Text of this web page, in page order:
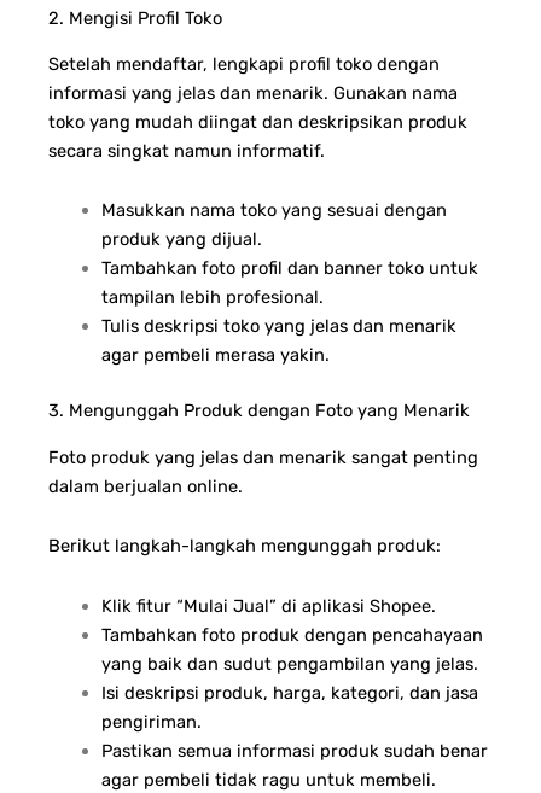
2. Mengisi Profil Toko
Setelah mendaftar, lengkapi profil toko dengan
informasi yang jelas dan menarik. Gunakan nama
toko yang mudah diingat dan deskripsikan produk
secara singkat namun informatif.
Masukkan nama toko yang sesuai dengan
produk yang dijual.
Tambahkan foto profil dan banner toko untuk
tampilan lebih profesional.
Tulis deskripsi toko yang jelas dan menarik
agar pembeli merasa yakin.
3. Mengunggah Produk dengan Foto yang Menarik
Foto produk yang jelas dan menarik sangat penting
dalam berjualan online.
Berikut langkah-langkah mengunggah produk:
Klik fitur “Mulai Jual” di aplikasi Shopee.
Tambahkan foto produk dengan pencahayaan
yang baik dan sudut pengambilan yang jelas.
Isi deskripsi produk, harga, kategori, dan jasa
pengiriman.
Pastikan semua informasi produk sudah benar
agar pembeli tidak ragu untuk membeli.